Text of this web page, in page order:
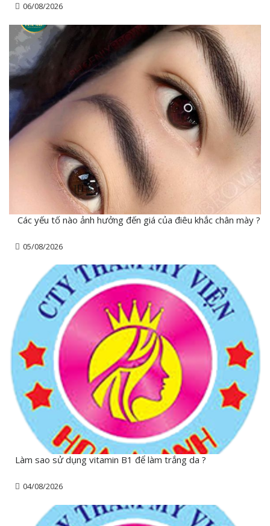
06/08/2026
Các yếu tố nào ảnh hưởng đến giá của điêu khắc chân mày ?
05/08/2026
Làm sao sử dụng vitamin B1 để làm trắng da ?
04/08/2026